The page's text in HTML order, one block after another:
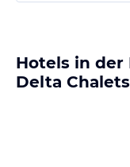
Hotels in der
Delta